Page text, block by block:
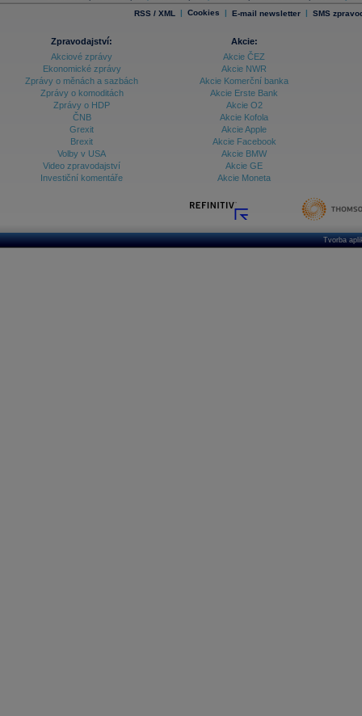
RSS / XML | Cookies | E-mail newsletter | SMS
Zpravodajství:
Akciové zprávy
Ekonomické zprávy
Zprávy o měnách a sazbách
Zprávy o komoditách
Zprávy o HDP
ČNB
Grexit
Brexit
Volby v USA
Video zpravodajství
Investiční komentáře
Akcie:
Akcie ČEZ
Akcie NWR
Akcie Komerční banka
Akcie Erste Bank
Akcie O2
Akcie Kofola
Akcie Apple
Akcie Facebook
Akcie BMW
Akcie GE
Akcie Moneta
Tvorba